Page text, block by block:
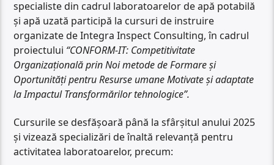
specialiste din cadrul laboratoarelor de apă potabilă
și apă uzată participă la cursuri de instruire
organizate de Integra Inspect Consulting, în cadrul
proiectului “CONFORM-IT: Competitivitate
Organizațională prin Noi metode de Formare și
Oportunități pentru Resurse umane Motivate și adaptate
la Impactul Transformărilor tehnologice”.
Cursurile se desfășoară până la sfârșitul anului 2025
și vizează specializări de înaltă relevanță pentru
activitatea laboratoarelor, precum: